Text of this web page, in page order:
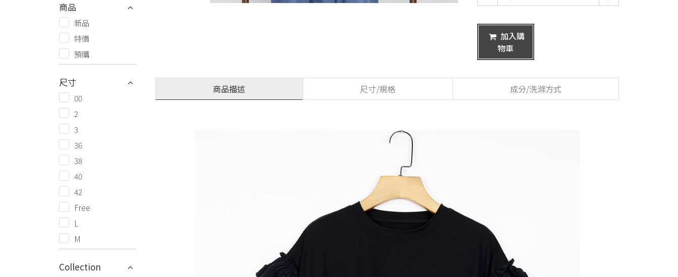
商品
新品
特價
預購
尺寸
00
2
3
36
38
40
42
Free
L
M
Collection
加入購
物車
商品描述 尺寸/規格 成分/洗滌方式